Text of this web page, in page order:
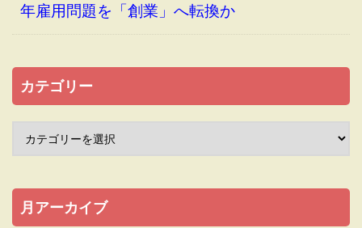
年雇用問題を「創業」へ転換か
カテゴリー
月アーカイブ